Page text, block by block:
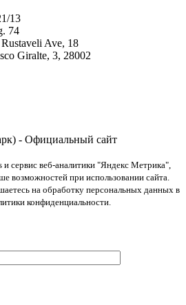
13
74
Ave, 18
Giralte, 3, 28002
- Официальный сайт
сервис веб-аналитики "Яндекс Метрика",
возможностей при использовании сайта.
на обработку персональных данных в
конфиденциальности.